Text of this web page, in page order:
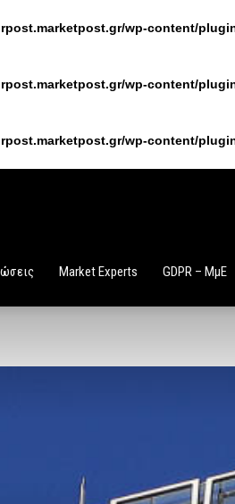
wp-content/
wp-content/
wp-content/
Market Experts GDPR – ΜμΕ